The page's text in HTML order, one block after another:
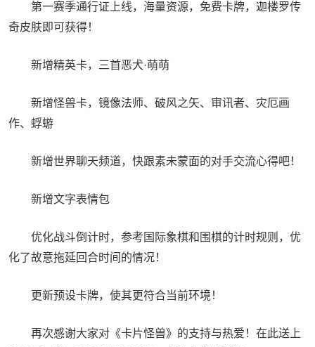
第一赛季通行证上线，海量资源，免费卡牌，迦楼罗传
奇皮肤即可获得！
新增精英卡，三首恶犬·萌萌
新增怪兽卡，镜像法师、破风之矢、审讯者、灾厄画
作、蜉蝣
新增世界聊天频道，快跟素未蒙面的对手交流心得吧！
新增文字表情包
优化战斗倒计时，参考国际象棋和围棋的计时规则，优
化了故意拖延回合时间的情况！
更新预设卡牌，使其更符合当前环境！
再次感谢大家对《卡片怪兽》的支持与热爱！在此送上